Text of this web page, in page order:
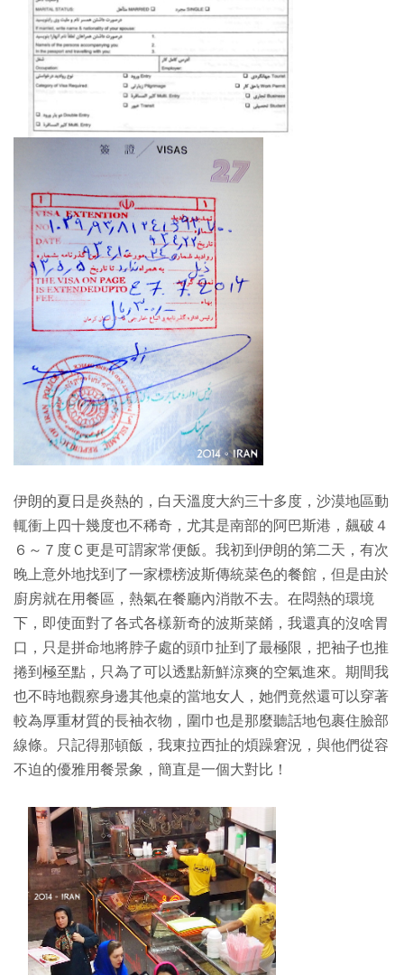
伊朗的夏日是炎熱的，白天溫度大約三十多度，沙漠地區動
輒衝上四十幾度也不稀奇，尤其是南部的阿巴斯港，飆破４
６～７度Ｃ更是可謂家常便飯。我初到伊朗的第二天，有次
晚上意外地找到了一家標榜波斯傳統菜色的餐館，但是由於
廚房就在用餐區，熱氣在餐廳內消散不去。在悶熱的環境
下，即使面對了各式各樣新奇的波斯菜餚，我還真的沒啥胃
口，只是拼命地將脖子處的頭巾扯到了最極限，把袖子也推
捲到極至點，只為了可以透點新鮮涼爽的空氣進來。期間我
也不時地觀察身邊其他桌的當地女人，她們竟然還可以穿著
較為厚重材質的長袖衣物，圍巾也是那麼聽話地包裹住臉部
線條。只記得那頓飯，我東拉西扯的煩躁窘況，與他們從容
不迫的優雅用餐景象，簡直是一個大對比！